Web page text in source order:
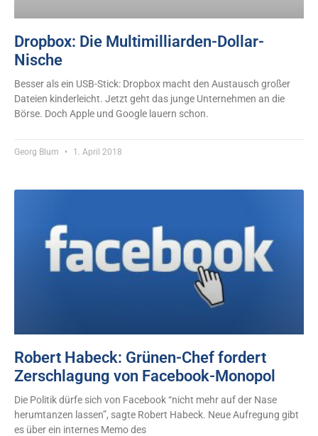
Dropbox: Die Multimilliarden-Dollar-
Nische
Besser als ein USB-Stick: Dropbox macht den Austausch großer
Dateien kinderleicht. Jetzt geht das junge Unternehmen an die
Börse. Doch Apple und Google lauern schon.
Georg Blum 1. April 2018
Robert Habeck: Grünen-Chef fordert
Zerschlagung von Facebook-Monopol
Die Politik dürfe sich von Facebook “nicht mehr auf der Nase
herumtanzen lassen”, sagte Robert Habeck. Neue Aufregung gibt
es über ein internes Memo des